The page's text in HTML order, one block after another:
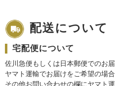
配送について
宅配便について
佐川急便もしくは日本郵便でのお
ヤマト運輸でお届けをご希望の場
その他お問い合わせの欄にヤマト